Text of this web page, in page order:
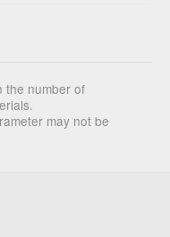
the number of
may not be